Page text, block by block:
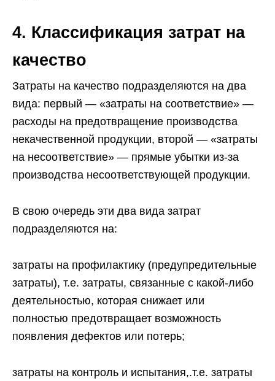
4. Классификация затрат на
качество
Затраты на качество подразделяются на два
вида: первый — «затраты на соответствие» —
расходы на предотвращение производства
некачественной продукции, второй — «затраты
на несоответствие» — прямые убытки из-за
производства несоответствующей продукции.
В свою очередь эти два вида затрат
подразделяются на:
затраты на профилактику (предупредительные
затраты), т.е. затраты, связанные с какой-либо
деятельностью, которая снижает или
полностью предотвращает возможность
появления дефектов или потерь;
затраты на контроль и испытания,.т.е. затраты